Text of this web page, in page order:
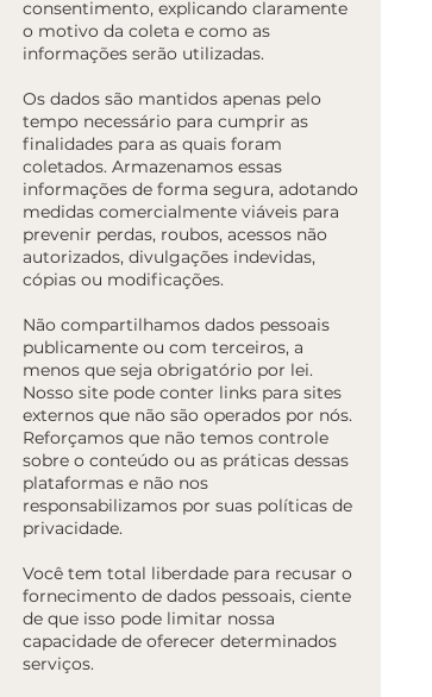
consentimento, explicando claramente
o motivo da coleta e como as
informações serão utilizadas.
Os dados são mantidos apenas pelo
tempo necessário para cumprir as
finalidades para as quais foram
coletados. Armazenamos essas
informações de forma segura, adotando
medidas comercialmente viáveis para
prevenir perdas, roubos, acessos não
autorizados, divulgações indevidas,
cópias ou modificações.
Não compartilhamos dados pessoais
publicamente ou com terceiros, a
menos que seja obrigatório por lei.
Nosso site pode conter links para sites
externos que não são operados por nós.
Reforçamos que não temos controle
sobre o conteúdo ou as práticas dessas
plataformas e não nos
responsabilizamos por suas políticas de
privacidade.
Você tem total liberdade para recusar o
fornecimento de dados pessoais, ciente
de que isso pode limitar nossa
capacidade de oferecer determinados
serviços.